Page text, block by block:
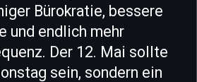
Bürokratie, bessere
und endlich mehr
Der 12. Mai sollte
sein, sondern ein